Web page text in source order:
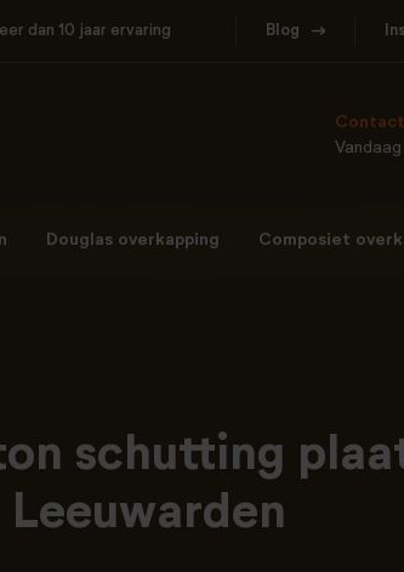
dan 10 jaar ervaring Blog
Douglas overkapping Composiet
schutting
Leeuwarden